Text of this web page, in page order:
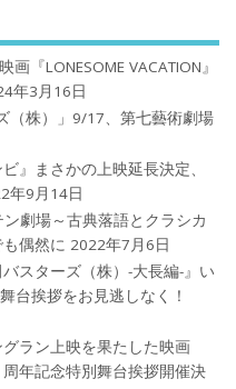
『LONESOME VACATION』
年3月16日
（株）」9/17、第七藝術劇場
』まさかの上映延長決定、
年9月14日
劇場～古典落語とクラシカ
偶然に 2022年7月6日
スターズ（株）-大長編-』い
台挨拶をお見逃しなく！
ラン上映を果たした映画
年記念特別舞台挨拶開催決